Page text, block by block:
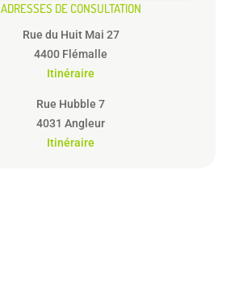
ADRESSES DE CONSULTATION
Rue du Huit Mai 27
4400 Flémalle
Itinéraire
Rue Hubble 7
4031 Angleur
Itinéraire